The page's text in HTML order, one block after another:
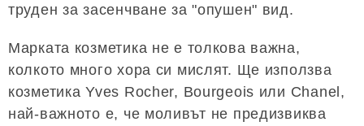
труден за засенчване за "опушен" вид.
Марката козметика не е толкова важна,
колкото много хора си мислят. Ще използва
козметика Yves Rocher, Bourgeois или Chanel,
най-важното е, че моливът не предизвиква